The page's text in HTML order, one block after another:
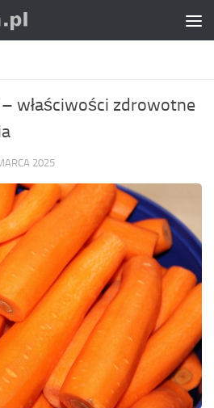
właściwości zdrowotne
2025